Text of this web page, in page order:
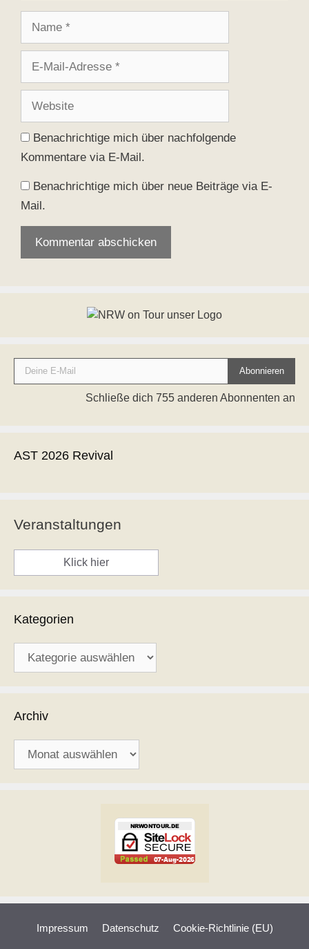
Adresse
Benachrichtige mich über nachfolgende
Kommentare via E-Mail.
Benachrichtige mich über neue Beiträge via E-
Mail.
Deine E-Mail
Abonnieren
Schließe dich 755 anderen Abonnenten an
AST 2026 Revival
Veranstaltungen
Klick hier
Kategorien
Archiv
Impressum Datenschutz Cookie-Richtlinie (EU)